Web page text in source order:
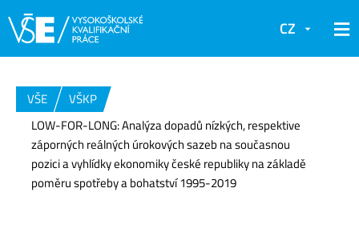
CZ
VŠE
VŠKP
LOW-FOR-LONG: Analýza dopadů nízkých, respektive
záporných reálných úrokových sazeb na současnou
pozici a vyhlídky ekonomiky české republiky na základě
poměru spotřeby a bohatství 1995-2019